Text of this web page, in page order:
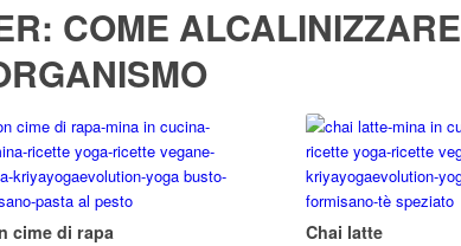
COME ALCALINIZZARE
cime di rapa Chai latte